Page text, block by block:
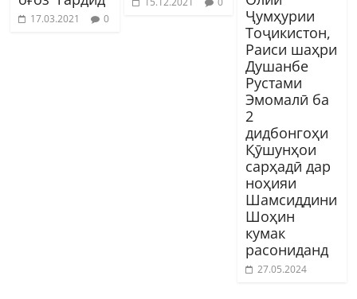
17.03.2021 0
Ҷумҳурии
Тоҷикистон,
Раиси шаҳри
Душанбе
Рустами
Эмомалӣ ба
2
дидбонгоҳи
Қӯшунҳои
сарҳадӣ дар
ноҳияи
Шамсиддини
Шоҳин
кумак
расониданд
27.05.2024